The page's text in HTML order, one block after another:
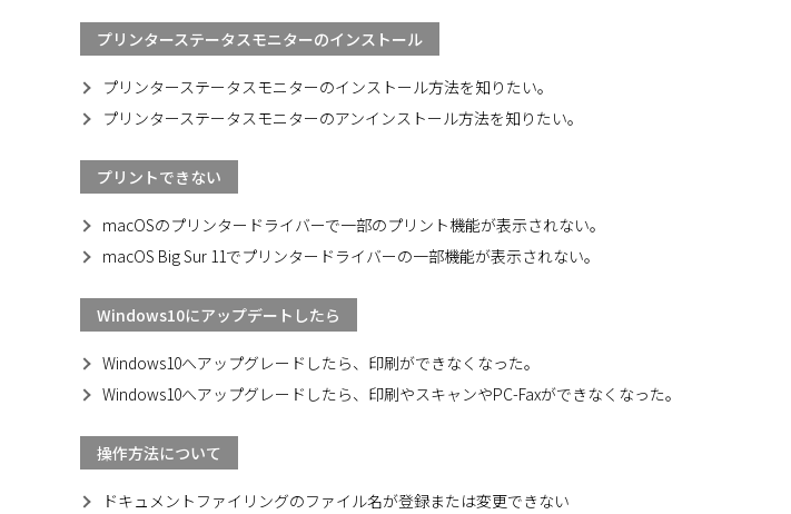
プリンターステータスモニターのインストール
プリンターステータスモニターのインストール方法を知りたい。
プリンターステータスモニターのアンインストール方法を知りたい。
プリントできない
macOSのプリンタードライバーで一部のプリント機能が表示されない。
macOS Big Sur 11でプリンタードライバーの一部機能が表示されない。
Windows10にアップデートしたら
Windows10へアップグレードしたら、印刷ができなくなった。
Windows10へアップグレードしたら、印刷やスキャンやPC-Faxができなくなった。
操作方法について
ドキュメントファイリングのファイル名が登録または変更できない